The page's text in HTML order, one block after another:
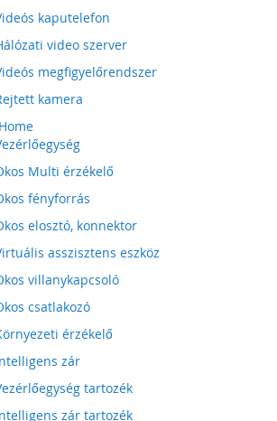
kaputelefon
video szerver
megfigyelőrendszer
kamera
Multi érzékelő
fényforrás
elosztó, konnektor
asszisztens eszköz
villanykapcsoló
csatlakozó
érzékelő
zár
tartozék
zár tartozék